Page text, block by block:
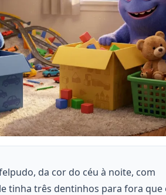
da cor do céu à noite, com
tinha três dentinhos para fora que